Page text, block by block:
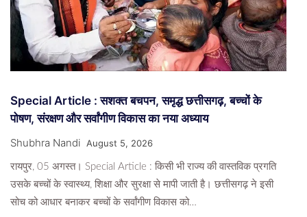
Special Article : सशक्त बचपन, समृद्ध छत्तीसगढ़, बच्चों के
पोषण, संरक्षण और सर्वांगीण विकास का नया अध्याय
Shubhra Nandi August 5, 2026
रायपुर, 05 अगस्त। Special Article : किसी भी राज्य की वास्तविक प्रगति
उसके बच्चों के स्वास्थ्य, शिक्षा और सुरक्षा से मापी जाती है। छत्तीसगढ़ ने इसी
सोच को आधार बनाकर बच्चों के सर्वांगीण विकास को…